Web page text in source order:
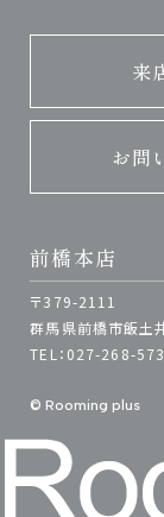
来店予約
来
お問
前橋本店
〒379-2111
群馬県前橋市飯土
TEL：027-268-
© Rooming plus